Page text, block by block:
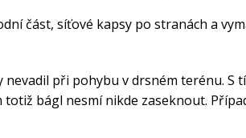
část, síťové kapsy po stranách a
nevadil při pohybu v drsném terénu. S
bágl nesmí nikde zaseknout.